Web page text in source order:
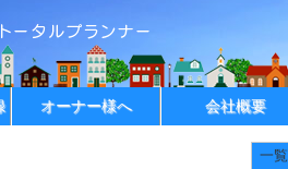
オーナー様へ 会社概要
一覧